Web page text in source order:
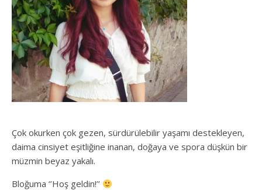
Çok okurken çok gezen, sürdürülebilir yaşamı destekleyen,
daima cinsiyet eşitliğine inanan, doğaya ve spora düşkün bir
müzmin beyaz yakalı.
Bloğuma ‘’Hoş geldin!’’